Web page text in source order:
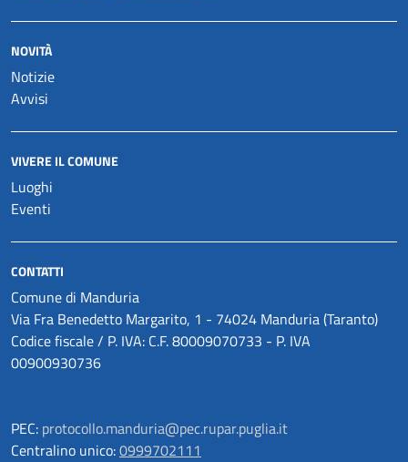
NOVITÀ
Notizie
Avvisi
VIVERE IL COMUNE
Luoghi
Eventi
CONTATTI
Comune di Manduria
Via Fra Benedetto Margarito, 1 - 74024 Manduria (Taranto)
Codice fiscale / P. IVA: C.F. 80009070733 - P. IVA
00900930736
PEC: protocollo.manduria@pec.rupar.puglia.it
Centralino unico:0999702111